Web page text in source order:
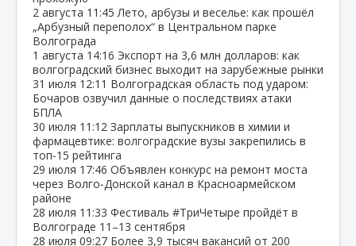
2 августа 11:45 Лето, арбузы и веселье: как прошёл
„Арбузный переполох“ в Центральном парке
Волгограда
1 августа 14:16 Экспорт на 3,6 млн долларов: как
волгоградский бизнес выходит на зарубежные рынки
31 июля 12:11 Волгоградская область под ударом:
Бочаров озвучил данные о последствиях атаки
БПЛА
30 июля 11:12 Зарплаты выпускников в химии и
фармацевтике: волгоградские вузы закрепились в
топ‑15 рейтинга
29 июля 17:46 Объявлен конкурс на ремонт моста
через Волго‑Донской канал в Красноармейском
районе
28 июля 11:33 Фестиваль #ТриЧетыре пройдёт в
Волгограде 11–13 сентября
28 июля 09:27 Более 3,9 тысяч вакансий от 200